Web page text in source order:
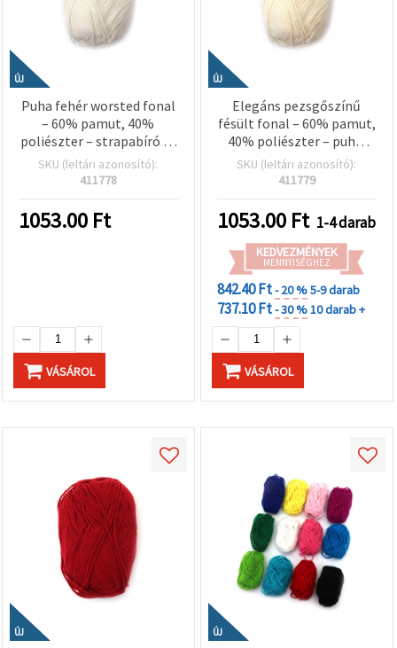
ÚJ
Puha fehér worsted fonal
– 60% pamut, 40%
poliészter – strapabíró és
sima, 50 g
SKU (leltári azonosító):
411778
1053.00 Ft
VÁSÁROL
ÚJ
Elegáns pezsgőszínű
fésült fonal – 60% pamut,
40% poliészter – puha,
sima és tartós – 50 g
SKU (leltári azonosító):
411779
1053.00 Ft 1-4 darab
KEDVEZMÉNYEK
MENNYISÉGHEZ
842.40 Ft- 20 %5-9 darab
737.10 Ft- 30 %10 darab +
VÁSÁROL
ÚJ ÚJ